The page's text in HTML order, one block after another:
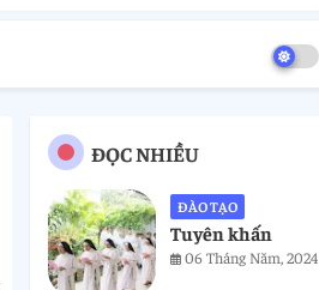
ĐỌC NHIỀU
ĐÀO TẠO
Tuyên khấn
06 Tháng Năm, 2024